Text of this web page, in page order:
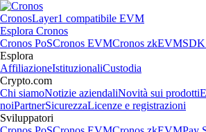
CronosLayer1 compatibile EVM
Esplora Cronos
Cronos PoSCronos EVMCronos zkEVM
Esplora
AffiliazioneIstituzionaliCustodia
Crypto.com
Chi siamoNotizie aziendaliNovità sui prodotti
noiPartnerSicurezzaLicenze e registrazioni
Sviluppatori